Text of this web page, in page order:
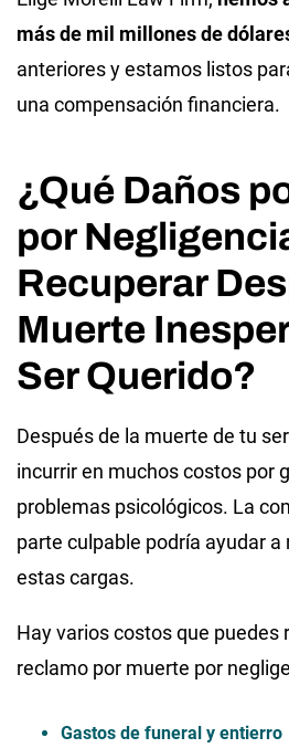
más de mil millones de
anteriores y estamos listos
una compensación financiera.
¿Qué Daños
por
Recuperar
Muerte
Ser Querido?
Después de la muerte de tu
incurrir en muchos costos por
problemas psicológicos. La
parte culpable podría ayudar a
estas cargas.
Hay varios costos que puedes
reclamo por muerte por
Gastos de funeral y entierro